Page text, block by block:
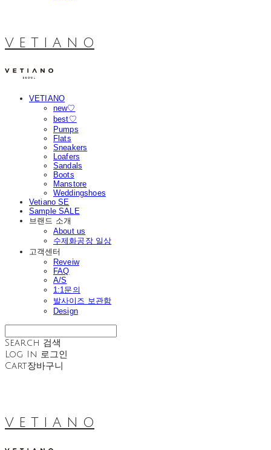
V E T I A N O
VETIANO
new♡
best♡
Pumps
Flats
Sneakers
Loafers
Sandals
Boots
Manstore
Weddingshoes
Vetiano SE
Sample SALE
브랜드 소개
About us
수제화공장 일상
고객센터
Reveiw
FAQ
A/S
1:1문의
발사이즈 보관함
Design
Search 검색
Log In 로그인
Cart장바구니
V E T I A N O